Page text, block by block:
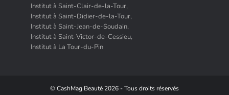
Institut à Saint-Clair-de-la-Tour,
Institut à Saint-Didier-de-la-Tour,
Institut à Saint-Jean-de-Soudain,
Institut à Saint-Victor-de-Cessieu,
Institut à La Tour-du-Pin
© CashMag Beauté 2026 - Tous droits réservés